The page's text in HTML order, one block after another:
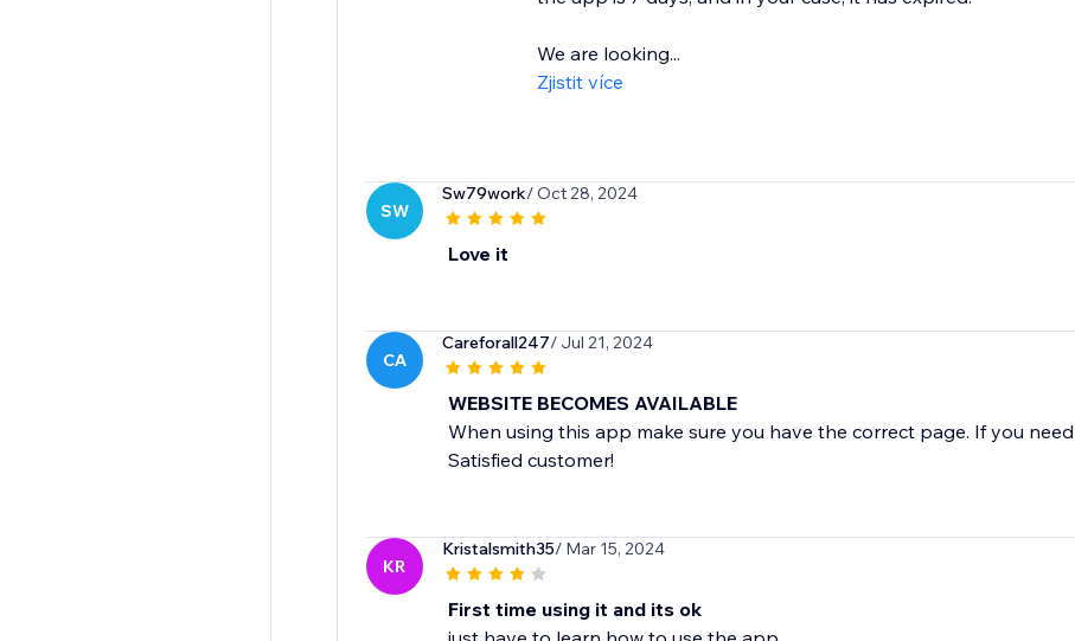
We are looking...
Zjistit více
SW
Sw79work/ Oct 28, 2024
Love it
CA
Careforall247/ Jul 21, 2024
WEBSITE BECOMES AVAILABLE
When using this app make sure you have the correct page. If you
Satisfied customer!
KR
Kristalsmith35/ Mar 15, 2024
First time using it and its ok